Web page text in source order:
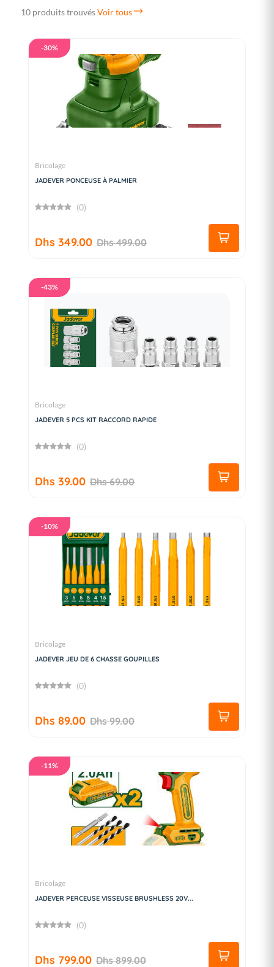
10 produits trouvésVoir tous
-30%
Bricolage
JADEVER PONCEUSE À PALMIER
(0)
Dhs 349.00 Dhs 499.00
-43%
Bricolage
JADEVER 5 PCS KIT RACCORD RAPIDE
(0)
Dhs 39.00 Dhs 69.00
-10%
Bricolage
JADEVER JEU DE 6 CHASSE GOUPILLES
(0)
Dhs 89.00 Dhs 99.00
-11%
Bricolage
JADEVER PERCEUSE VISSEUSE BRUSHLESS 20V...
(0)
Dhs 799.00 Dhs 899.00